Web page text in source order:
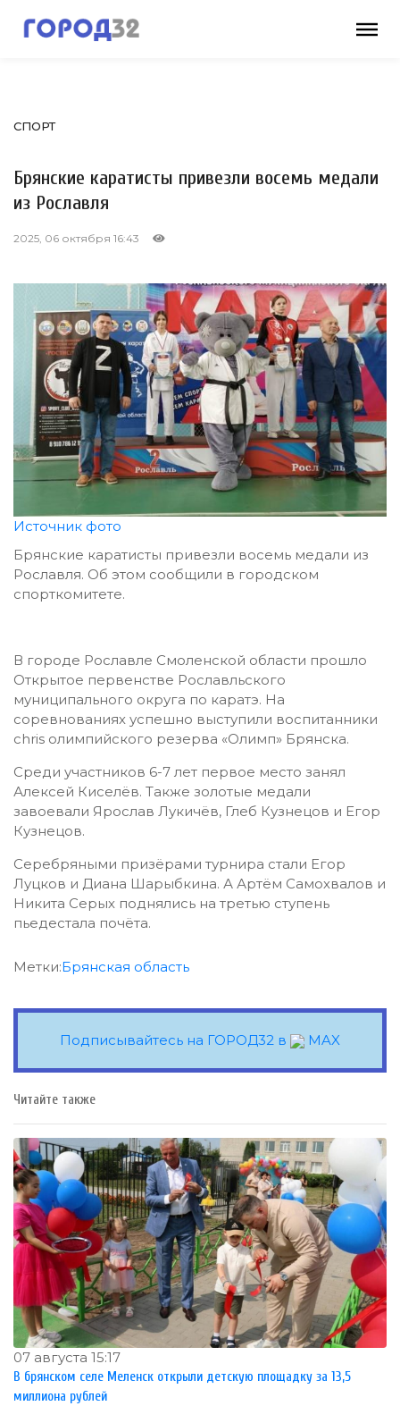
СПОРТ
Брянские каратисты привезли восемь медали
из Рославля
2025, 06 октября 16:43
Источник фото
Брянские каратисты привезли восемь медали из
Рославля. Об этом сообщили в городском
спорткомитете.
В городе Рославле Смоленской области прошло
Открытое первенстве Рославльского
муниципального округа по каратэ. На
соревнованиях успешно выступили воспитанники
chris олимпийского резерва «Олимп» Брянска.
Среди участников 6-7 лет первое место занял
Алексей Киселёв. Также золотые медали
завоевали Ярослав Лукичёв, Глеб Кузнецов и Егор
Кузнецов.
Серебряными призёрами турнира стали Егор
Луцков и Диана Шарыбкина. А Артём Самохвалов и
Никита Серых поднялись на третью ступень
пьедестала почёта.
Метки:Брянская область
Подписывайтесь на ГОРОД32 в MAX
Читайте также
07 августа 15:17
В брянском селе Меленск открыли детскую площадку за 13,5
миллиона рублей